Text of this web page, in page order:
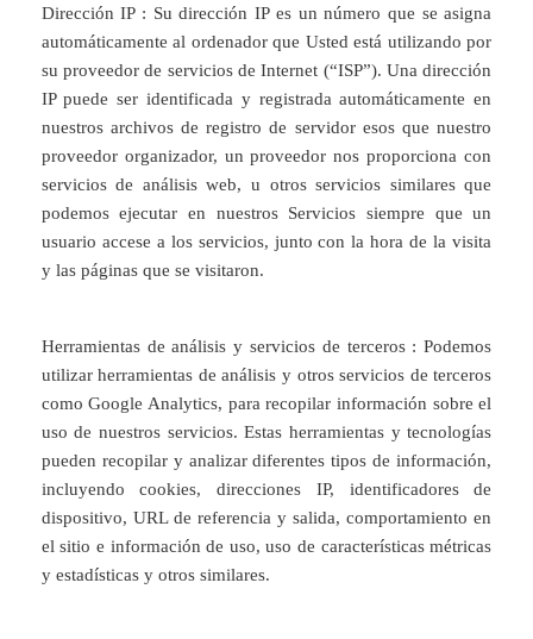
Dirección IP : Su dirección IP es un número que se asigna
automáticamente al ordenador que Usted está utilizando por
su proveedor de servicios de Internet (“ISP”). Una dirección
IP puede ser identificada y registrada automáticamente en
nuestros archivos de registro de servidor esos que nuestro
proveedor organizador, un proveedor nos proporciona con
servicios de análisis web, u otros servicios similares que
podemos ejecutar en nuestros Servicios siempre que un
usuario accese a los servicios, junto con la hora de la visita
y las páginas que se visitaron.
Herramientas de análisis y servicios de terceros : Podemos
utilizar herramientas de análisis y otros servicios de terceros
como Google Analytics, para recopilar información sobre el
uso de nuestros servicios. Estas herramientas y tecnologías
pueden recopilar y analizar diferentes tipos de información,
incluyendo cookies, direcciones IP, identificadores de
dispositivo, URL de referencia y salida, comportamiento en
el sitio e información de uso, uso de características métricas
y estadísticas y otros similares.